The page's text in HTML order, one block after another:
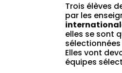
Trois élèves
par les
elles se sont
Elles vont
équipes